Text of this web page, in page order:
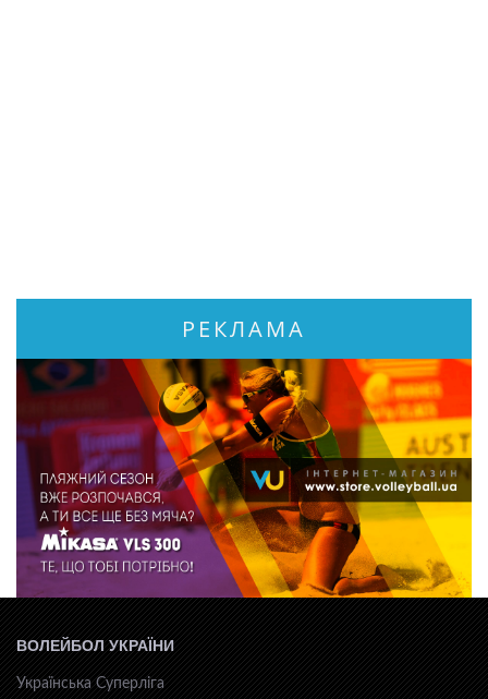
РЕКЛАМА
ВОЛЕЙБОЛ УКРАЇНИ
Українська Суперліга